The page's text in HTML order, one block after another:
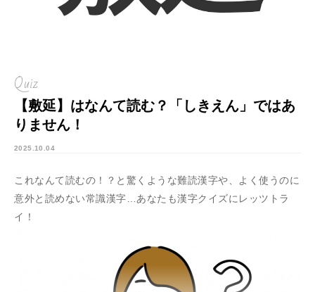
Quiz
【敷延】はなんて読む？「しきえん」ではあ
りません！
2025.10.04
これなんて読むの！？と驚くような難読漢字や、よく使うのに
意外と読めない常識漢字…あなたも漢字クイズにレッツトラ
イ！